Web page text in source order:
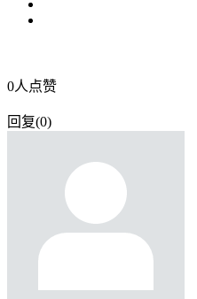
0人点赞
回复(0)